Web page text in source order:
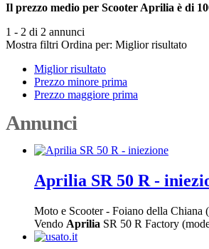
Il prezzo medio per Scooter Aprilia è di
1 - 2 di 2 annunci
Mostra filtri Ordina per: Miglior risultato
Miglior risultato
Prezzo minore prima
Prezzo maggiore prima
Annunci
Aprilia SR 50 R -
Moto e Scooter- Foiano della Chiana
Vendo Aprilia SR 50 R Factory